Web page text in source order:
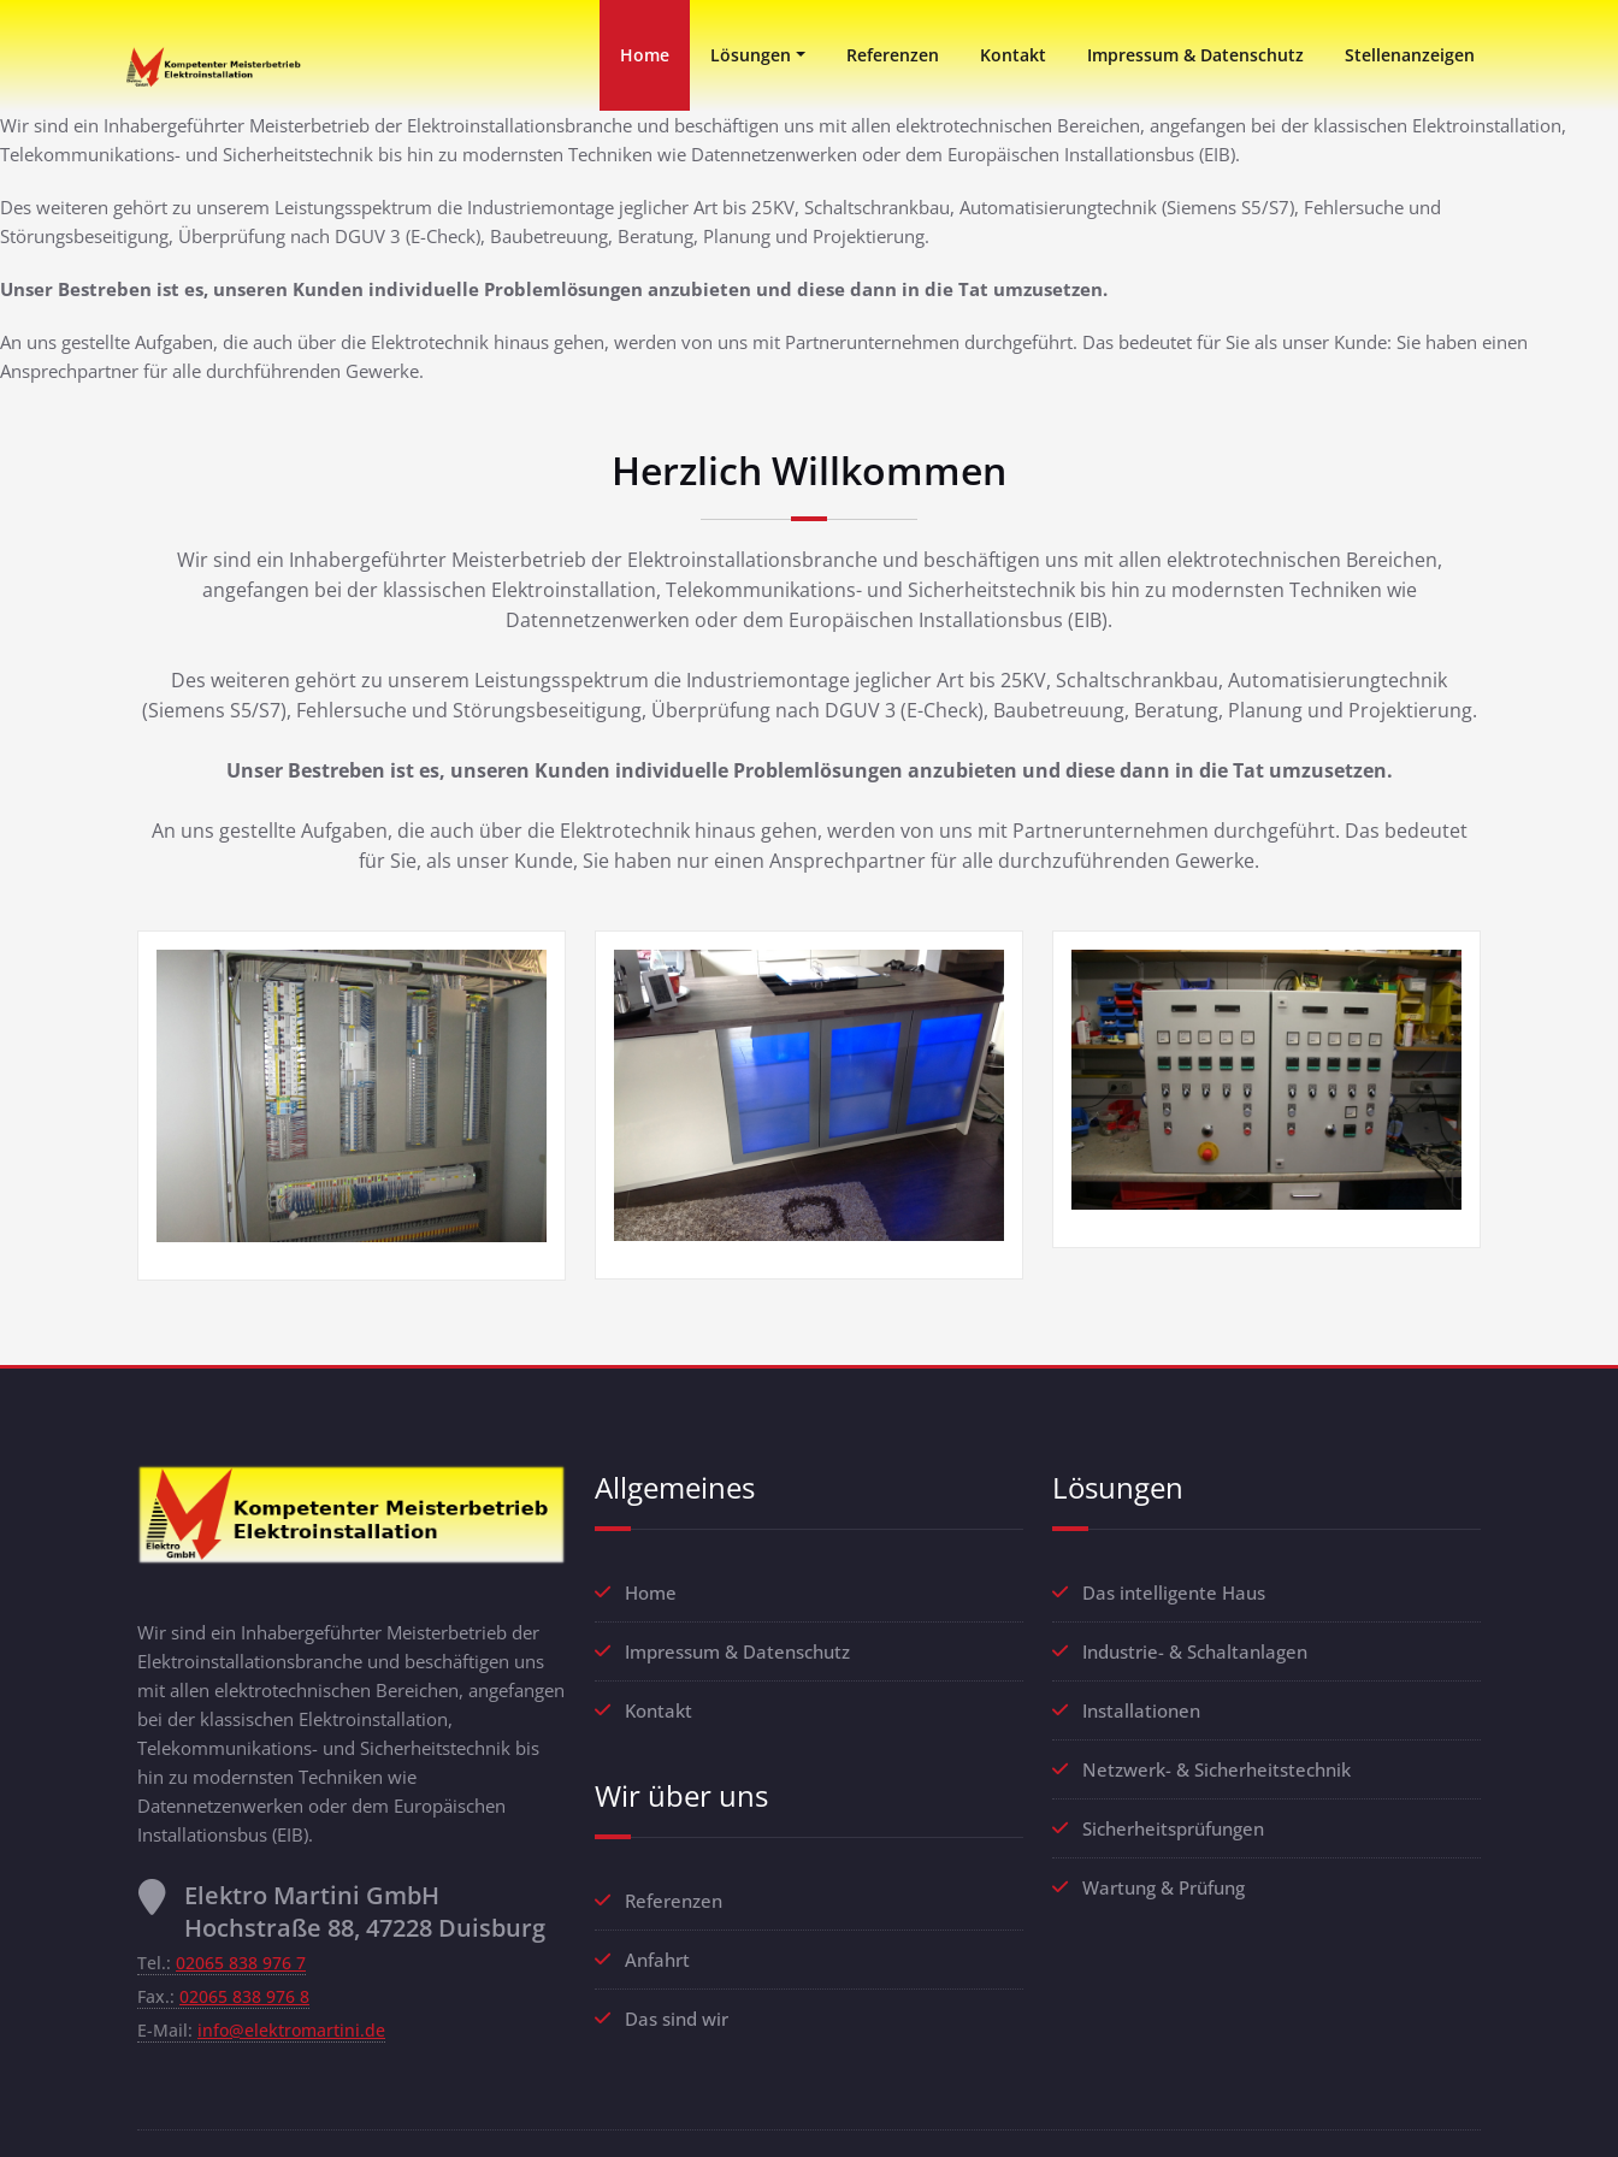
Zum
Inhalt
springen
Elektro Martini
Ihr Elektro-Dienstleister in DuisburgHome Lösungen Referenzen Kontakt Impressum & Datenschutz Stellenanzeigen
Wir sind ein Inhabergeführter Meisterbetrieb der Elektroinstallationsbranche und beschäftigen uns mit allen elektrotechnischen Bereichen, angefangen bei der klassischen Elektroinstallation,
Telekommunikations- und Sicherheitstechnik bis hin zu modernsten Techniken wie Datennetzenwerken oder dem Europäischen Installationsbus (EIB).
Des weiteren gehört zu unserem Leistungsspektrum die Industriemontage jeglicher Art bis 25KV, Schaltschrankbau, Automatisierungtechnik (Siemens S5/S7), Fehlersuche und
Störungsbeseitigung, Überprüfung nach DGUV 3 (E-Check), Baubetreuung, Beratung, Planung und Projektierung.
Unser Bestreben ist es, unseren Kunden individuelle Problemlösungen anzubieten und diese dann in die Tat umzusetzen.
An uns gestellte Aufgaben, die auch über die Elektrotechnik hinaus gehen, werden von uns mit Partnerunternehmen durchgeführt. Das bedeutet für Sie als unser Kunde: Sie haben einen
Ansprechpartner für alle durchführenden Gewerke.
Herzlich Willkommen
Wir sind ein Inhabergeführter Meisterbetrieb der Elektroinstallationsbranche und beschäftigen uns mit allen elektrotechnischen Bereichen,
angefangen bei der klassischen Elektroinstallation, Telekommunikations- und Sicherheitstechnik bis hin zu modernsten Techniken wie
Datennetzenwerken oder dem Europäischen Installationsbus (EIB).
Des weiteren gehört zu unserem Leistungsspektrum die Industriemontage jeglicher Art bis 25KV, Schaltschrankbau, Automatisierungtechnik
(Siemens S5/S7), Fehlersuche und Störungsbeseitigung, Überprüfung nach DGUV 3 (E-Check), Baubetreuung, Beratung, Planung und Projektierung.
Unser Bestreben ist es, unseren Kunden individuelle Problemlösungen anzubieten und diese dann in die Tat umzusetzen.
An uns gestellte Aufgaben, die auch über die Elektrotechnik hinaus gehen, werden von uns mit Partnerunternehmen durchgeführt. Das bedeutet
für Sie, als unser Kunde, Sie haben nur einen Ansprechpartner für alle durchzuführenden Gewerke.
Wir sind ein Inhabergeführter Meisterbetrieb der
Elektroinstallationsbranche und beschäftigen uns
mit allen elektrotechnischen Bereichen, angefangen
bei der klassischen Elektroinstallation,
Telekommunikations- und Sicherheitstechnik bis
hin zu modernsten Techniken wie
Datennetzenwerken oder dem Europäischen
Installationsbus (EIB).
Elektro Martini GmbH
Hochstraße 88, 47228 Duisburg
Tel.: 02065 838 976 7
Fax.: 02065 838 976 8
E-Mail: info@elektromartini.de
Allgemeines
Home
Impressum & Datenschutz
Kontakt
Wir über uns
Referenzen
Anfahrt
Das sind wir
Lösungen
Das intelligente Haus
Industrie- & Schaltanlagen
Installationen
Netzwerk- & Sicherheitstechnik
Sicherheitsprüfungen
Wartung & Prüfung